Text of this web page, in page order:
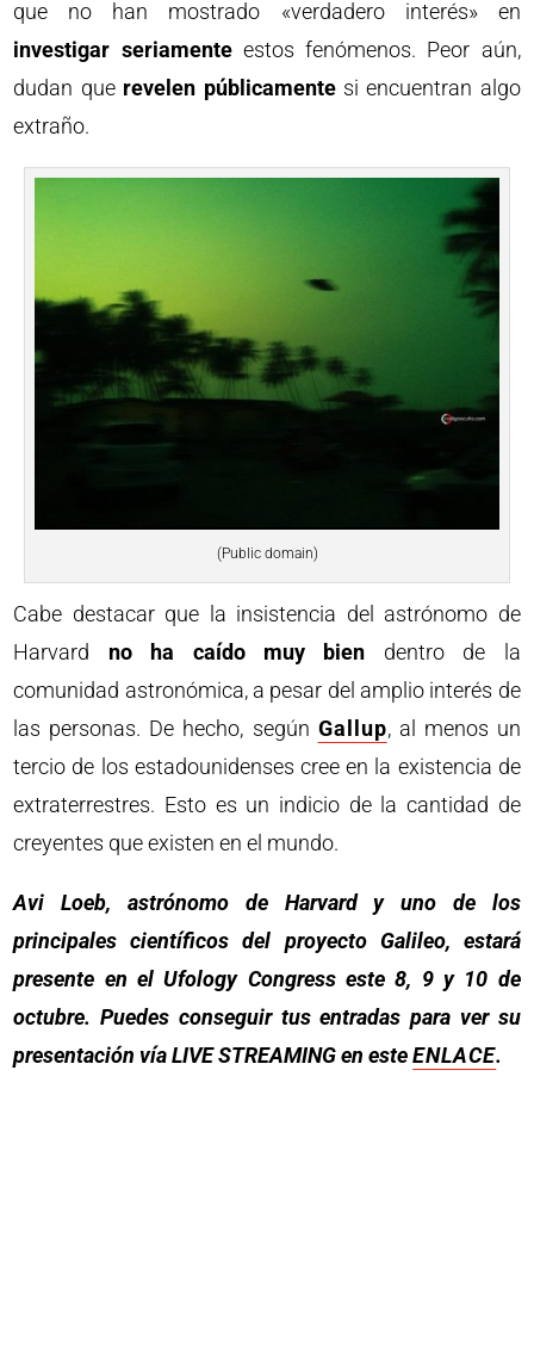
que no han mostrado «verdadero interés» en
investigar seriamente estos fenómenos. Peor aún,
dudan que revelen públicamentesi encuentran algo
extraño.
(Public domain)
Cabe destacar que la insistencia del astrónomo de
Harvard no ha caído muy bien dentro de la
comunidad astronómica, a pesar del amplio interés de
las personas. De hecho, según Gallup, al menos un
tercio de los estadounidenses cree en la existencia de
extraterrestres. Esto es un indicio de la cantidad de
creyentes que existen en el mundo.
Avi Loeb, astrónomo de Harvard y uno de los
principales científicos del proyecto Galileo, estará
presente en el Ufology Congress este 8, 9 y 10 de
octubre. Puedes conseguir tus entradas para ver su
presentación vía LIVE STREAMING en esteENLACE.